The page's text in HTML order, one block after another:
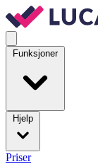
Funksjoner
Hjelp
Priser